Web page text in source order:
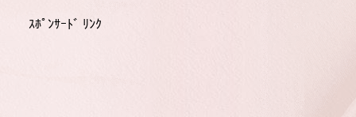
ｽﾎﾟﾝｻｰﾄﾞ ﾘﾝｸ